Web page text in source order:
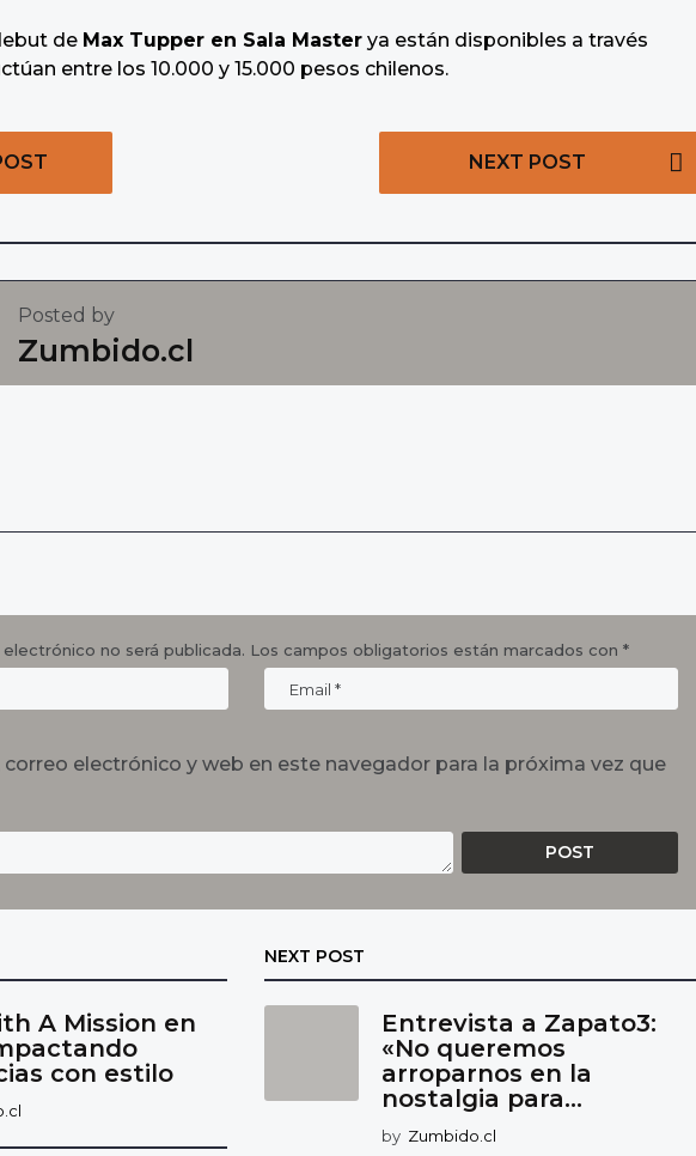
de Max Tupper en Sala Master ya están disponibles a través
entre los 10.000 y 15.000 pesos chilenos.
NEXT POST
Posted by
Zumbido.cl
no será publicada. Los campos obligatorios están marcados con *
electrónico y web en este navegador para la próxima vez que
A Mission en
con estilo
NEXT POST
Entrevista a Zapato3:
«No queremos
arroparnos en la
nostalgia para...
by Zumbido.cl